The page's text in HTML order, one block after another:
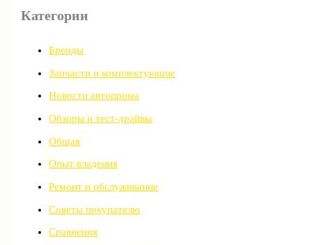
Категории
Бренды
Запчасти и комплектующие
Новости автопрома
Обзоры и тест-драйвы
Общая
Опыт владения
Ремонт и обслуживание
Советы покупателю
Сравнения